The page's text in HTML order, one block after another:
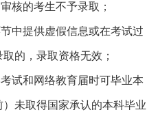
核的考生不予录取；
中提供虚假信息或在考试过
的，录取资格无效；
试和网络教育届时可毕业本
）未取得国家承认的本科毕业